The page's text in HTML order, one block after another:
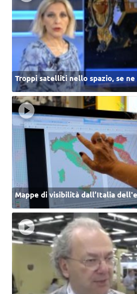
Troppi satelliti nello spazio, se ne
Mappe di visibilità dall’Italia